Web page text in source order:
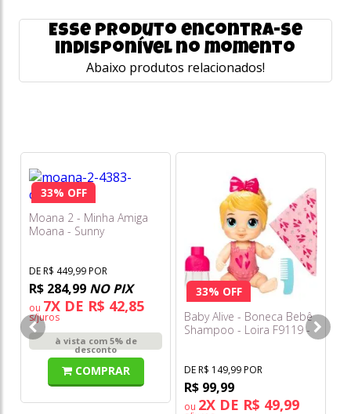
Esse produto encontra-se
indisponível no momento
Abaixo produtos relacionados!
33% OFF
Moana 2 - Minha Amiga
Moana - Sunny
DE R$ 449,99 POR
R$ 284,99 NO PIX
ou 7X DE R$ 42,85
s/juros
à vista com 5% de
desconto
COMPRAR
33% OFF
Baby Alive - Boneca Bebê
Shampoo - Loira F9119 -
DE R$ 149,99 POR
R$ 99,99
ou 2X DE R$ 49,99